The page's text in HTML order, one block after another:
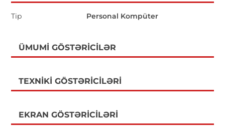
Tip Personal Kompüter
ÜMUMI GÖSTƏRICILƏR
TEXNIKI GÖSTƏRICILƏRI
EKRAN GÖSTƏRICILƏRI